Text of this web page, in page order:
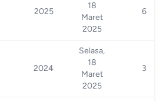
2025
18
Maret
2025
6
2024
Selasa,
18
Maret
2025
3